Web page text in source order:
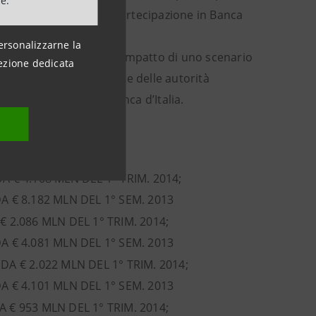
la
dedicata
derivante dalla partecipazione in Banca
(la simulazione dell’impatto di uno scenario
in corso da parte delle autorità
partecipazione in Banca d’Italia.
€ 4.108 MLN DEL 1° TRIM. 2014;
€ 8.182 MLN DEL 1° SEM. 2013
2.086 MLN DEL 1° TRIM. 2014;
€ 4.081 MLN DEL 1° SEM. 2013
€ 2.022 MLN DEL 1° TRIM. 2014;
€ 4.101 MLN DEL 1° SEM. 2013
€ 953 MLN DEL 1° TRIM. 2014;